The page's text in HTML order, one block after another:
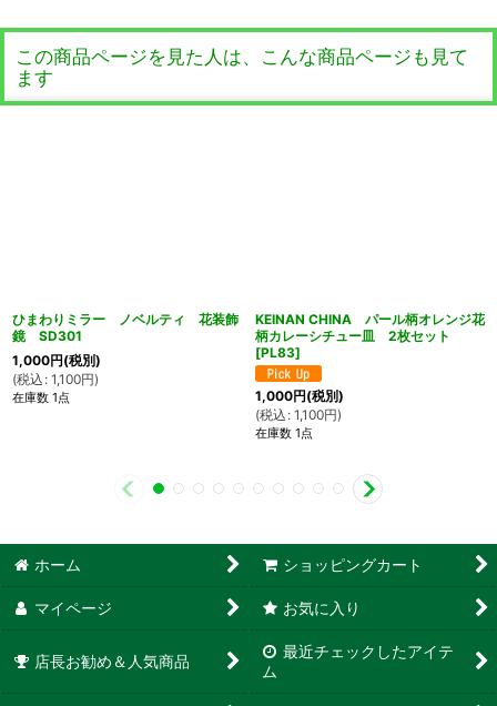
この商品ページを見た人は、こんな商品ページも見て
ます
ひまわりミラー ノベルティ 花装飾
鏡 SD301
1,000円(税別)
(税込 : 1,100円)
在庫数 1点
KEINAN CHINA パール柄オレンジ花
柄カレーシチュー皿 2枚セット
[PL83]
1,000円(税別)
(税込 : 1,100円)
在庫数 1点
ホーム ショッピングカート
マイページ お気に入り
店長お勧め＆人気商品
最近チェックしたアイテ
ム